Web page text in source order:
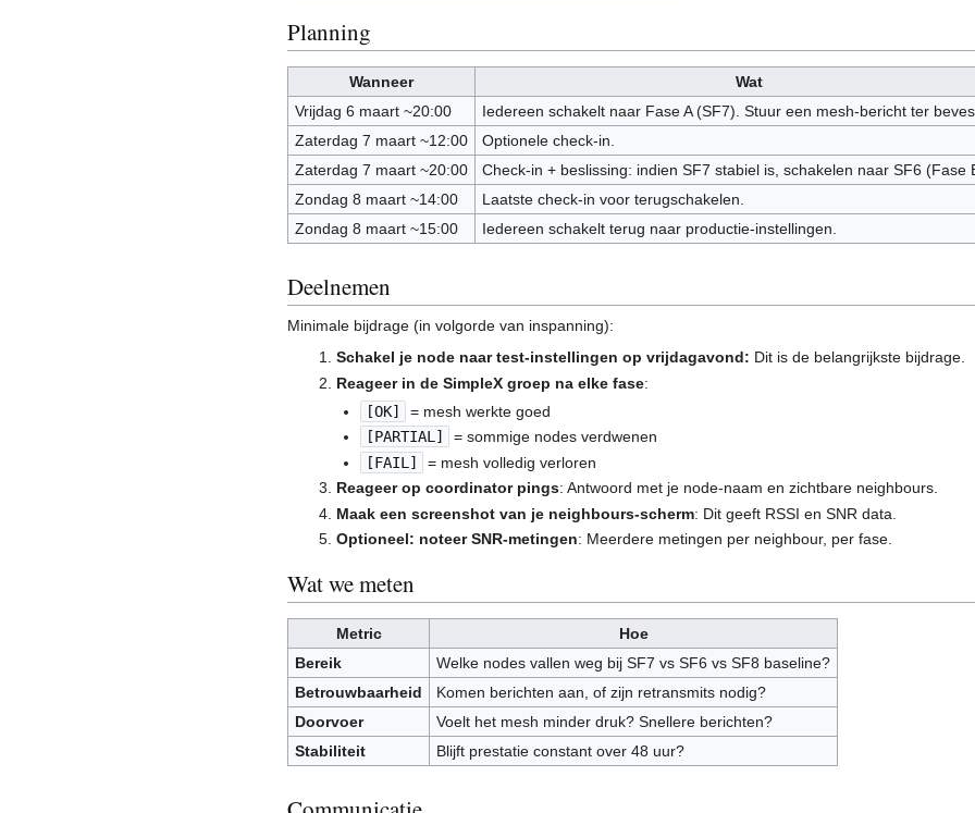
Planning
Wanneer
Wat
Vrijdag 6 maart ~20:00
Iedereen schakelt naar Fase A (SF7). Stuur een mesh-bericht ter
Zaterdag 7 maart ~12:00
Optionele check-in.
Zaterdag 7 maart ~20:00
Check-in + beslissing: indien SF7 stabiel is, schakelen naar SF6 (Fase
Zondag 8 maart ~14:00
Laatste check-in voor terugschakelen.
Zondag 8 maart ~15:00
Iedereen schakelt terug naar productie-instellingen.
Deelnemen
Minimale bijdrage (in volgorde van inspanning):
Schakel je node naar test-instellingen op vrijdagavond: Dit is de belangrijkste bijdrage.
Reageer in de SimpleX groep na elke fase:
[OK]
= mesh werkte goed
[PARTIAL]
= sommige nodes verdwenen
[FAIL]
= mesh volledig verloren
Reageer op coordinator pings: Antwoord met je node-naam en zichtbare neighbours.
Maak een screenshot van je neighbours-scherm: Dit geeft RSSI en SNR data.
Optioneel: noteer SNR-metingen: Meerdere metingen per neighbour, per fase.
Wat we meten
Metric
Hoe
Bereik
Welke nodes vallen weg bij SF7 vs SF6 vs SF8 baseline?
Betrouwbaarheid
Komen berichten aan, of zijn retransmits nodig?
Doorvoer
Voelt het mesh minder druk? Snellere berichten?
Stabiliteit
Blijft prestatie constant over 48 uur?